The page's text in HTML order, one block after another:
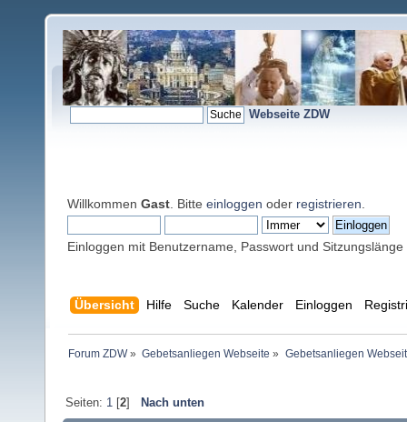
Webseite ZDW
Willkommen Gast . Bitte einloggen oder registrieren
Einloggen mit Benutzername, Passwort und Sitzungslänge
Übersicht Hilfe Suche Kalender Einloggen
Forum ZDW» Gebetsanliegen Webseite » Gebetsanliegen
Seiten: 1[2] Nach unten